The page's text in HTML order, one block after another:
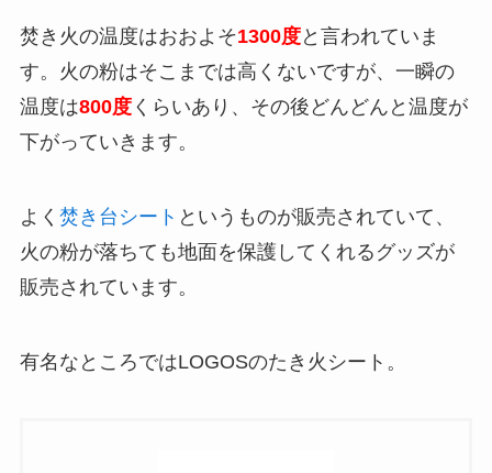
焚き火の温度はおおよそ1300度と言われていま
す。火の粉はそこまでは高くないですが、一瞬の
温度は800度くらいあり、その後どんどんと温度が
下がっていきます。
よく 焚き台シート というものが販売されていて、
火の粉が落ちても地面を保護してくれるグッズが
販売されています。
有名なところではLOGOSのたき火シート。